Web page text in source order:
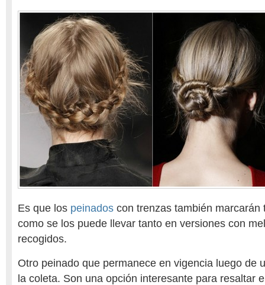
Es que los peinados con trenzas también marcarán
como se los puede llevar tanto en versiones con
recogidos.
Otro peinado que permanece en vigencia luego de
la coleta. Son una opción interesante para resaltar